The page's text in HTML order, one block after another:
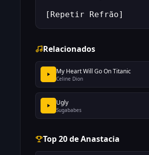
[Repetir Refrão]
Relacionados
My Heart Will Go On Titanic
Celine Dion
Ugly
Sugababes
Top 20 de Anastacia